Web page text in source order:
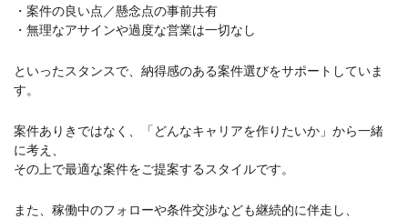
・案件の良い点／懸念点の事前共有
・無理なアサインや過度な営業は一切なし
といったスタンスで、納得感のある案件選びをサポートしていま
す。
案件ありきではなく、「どんなキャリアを作りたいか」から一緒
に考え、
その上で最適な案件をご提案するスタイルです。
また、稼働中のフォローや条件交渉なども継続的に伴走し、